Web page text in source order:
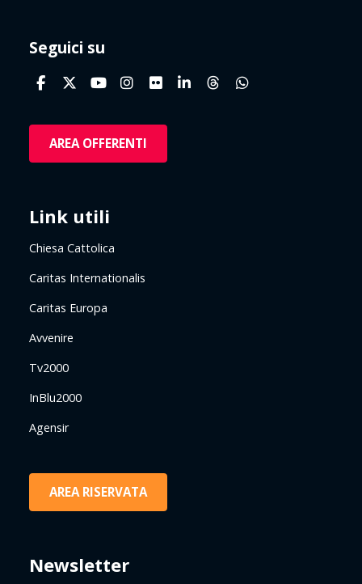
Seguici su
AREA OFFERENTI
Link utili
Chiesa Cattolica
Caritas Internationalis
Caritas Europa
Avvenire
Tv2000
InBlu2000
Agensir
AREA RISERVATA
Newsletter